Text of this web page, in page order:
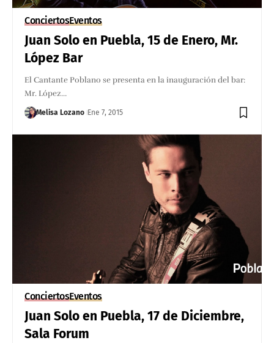
ConciertosEventos
Juan Solo en Puebla, 15 de Enero, Mr.
López Bar
El Cantante Poblano se presenta en la inauguración del bar:
Mr. López…
Melisa Lozano Ene 7, 2015
ConciertosEventos
Juan Solo en Puebla, 17 de Diciembre,
Sala Forum